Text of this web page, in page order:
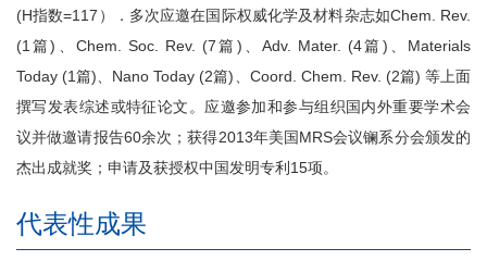
(H指数=117）．多次应邀在国际权威化学及材料杂志如Chem. Rev.
(1篇)、Chem. Soc. Rev. (7篇)、Adv. Mater. (4篇)、Materials
Today (1篇)、Nano Today (2篇)、Coord. Chem. Rev. (2篇) 等上面
撰写发表综述或特征论文。应邀参加和参与组织国内外重要学术会
议并做邀请报告60余次；获得2013年美国MRS会议镧系分会颁发的
杰出成就奖；申请及获授权中国发明专利15项。
代表性成果